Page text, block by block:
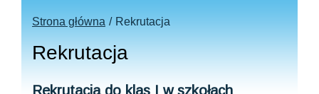
Strona główna Rekrutacja
Rekrutacja
Rekrutacja do klas I w szkołach